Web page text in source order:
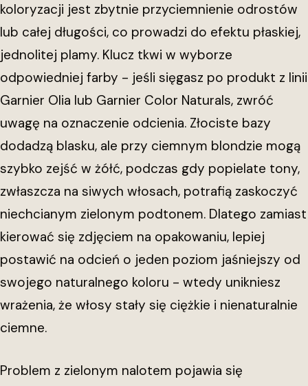
koloryzacji jest zbytnie przyciemnienie odrostów
lub całej długości, co prowadzi do efektu płaskiej,
jednolitej plamy. Klucz tkwi w wyborze
odpowiedniej farby - jeśli sięgasz po produkt z linii
Garnier Olia lub Garnier Color Naturals, zwróć
uwagę na oznaczenie odcienia. Złociste bazy
dodadzą blasku, ale przy ciemnym blondzie mogą
szybko zejść w żółć, podczas gdy popielate tony,
zwłaszcza na siwych włosach, potrafią zaskoczyć
niechcianym zielonym podtonem. Dlatego zamiast
kierować się zdjęciem na opakowaniu, lepiej
postawić na odcień o jeden poziom jaśniejszy od
swojego naturalnego koloru - wtedy unikniesz
wrażenia, że włosy stały się ciężkie i nienaturalnie
ciemne.
Problem z zielonym nalotem pojawia się